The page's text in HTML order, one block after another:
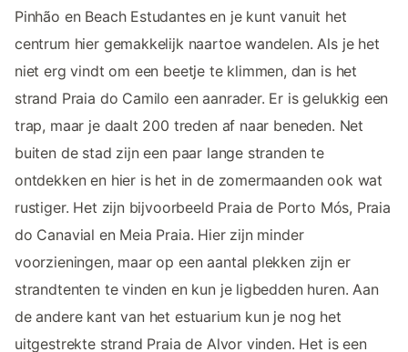
Pinhão en Beach Estudantes en je kunt vanuit het
centrum hier gemakkelijk naartoe wandelen. Als je het
niet erg vindt om een beetje te klimmen, dan is het
strand Praia do Camilo een aanrader. Er is gelukkig een
trap, maar je daalt 200 treden af naar beneden. Net
buiten de stad zijn een paar lange stranden te
ontdekken en hier is het in de zomermaanden ook wat
rustiger. Het zijn bijvoorbeeld Praia de Porto Mós, Praia
do Canavial en Meia Praia. Hier zijn minder
voorzieningen, maar op een aantal plekken zijn er
strandtenten te vinden en kun je ligbedden huren. Aan
de andere kant van het estuarium kun je nog het
uitgestrekte strand Praia de Alvor vinden. Het is een